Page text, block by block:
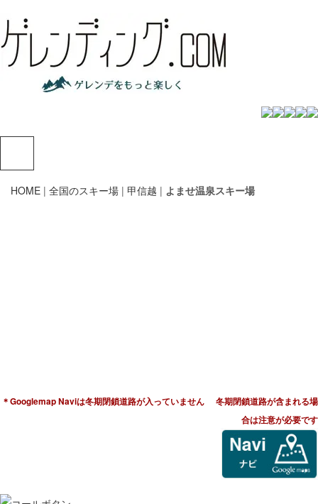
HOME | 全国のスキー場 | 甲信越 | よませ温泉スキー場
＊Googlemap Naviは冬期閉鎖道路が入っていません
冬期閉鎖道路が含まれる場
合は注意が必要です